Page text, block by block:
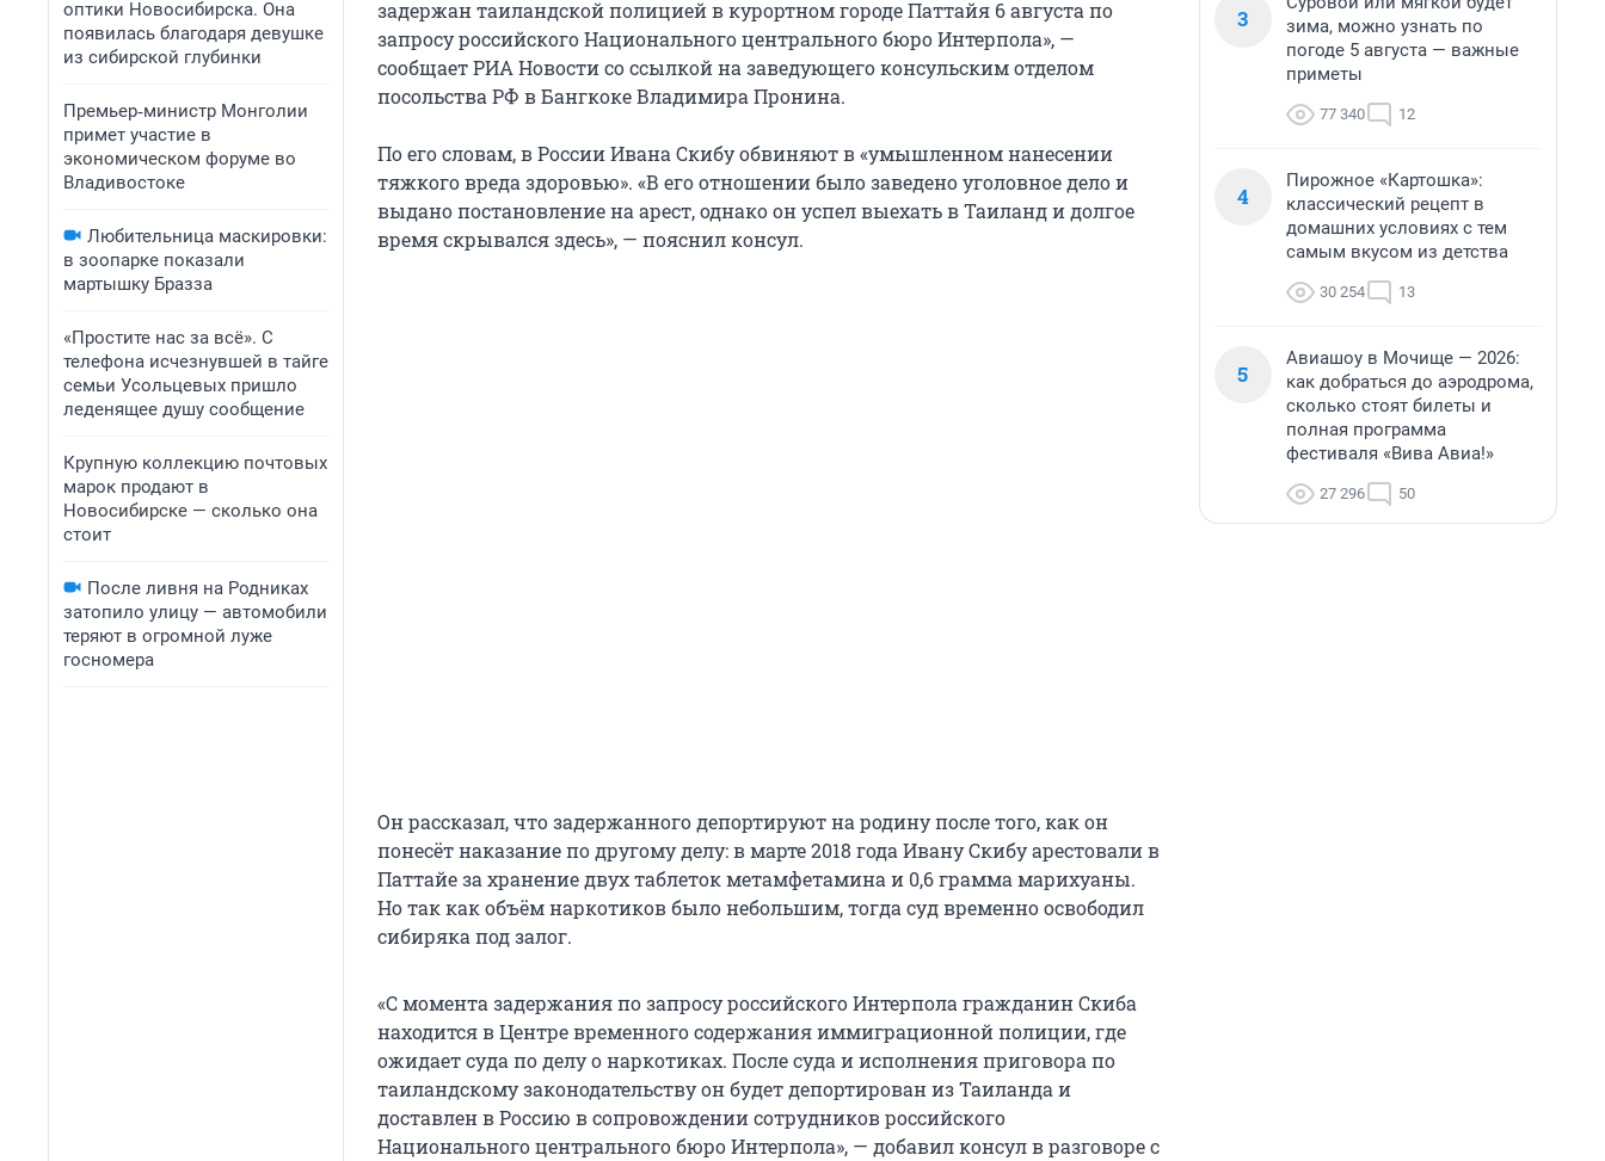
оптики Новосибирска. Она
появилась благодаря девушке
из сибирской глубинки
Премьер‑министр Монголии
примет участие в
экономическом форуме во
Владивостоке
Любительница маскировки:
в зоопарке показали
мартышку Бразза
«Простите нас за всё». С
телефона исчезнувшей в тайге
семьи Усольцевых пришло
леденящее душу сообщение
Крупную коллекцию почтовых
марок продают в
Новосибирске — сколько она
стоит
После ливня на Родниках
затопило улицу — автомобили
теряют в огромной луже
госномера
задержан таиландской полицией в курортном городе Паттайя 6 августа по
запросу российского Национального центрального бюро Интерпола», —
сообщает РИА Новости со ссылкой на заведующего консульским отделом
посольства РФ в Бангкоке Владимира Пронина.
По его словам, в России Ивана Скибу обвиняют в «умышленном нанесении
тяжкого вреда здоровью». «В его отношении было заведено уголовное дело и
выдано постановление на арест, однако он успел выехать в Таиланд и долгое
время скрывался здесь», — пояснил консул.
Он рассказал, что задержанного депортируют на родину после того, как он
понесёт наказание по другому делу: в марте 2018 года Ивану Скибу арестовали в
Паттайе за хранение двух таблеток метамфетамина и 0,6 грамма марихуаны.
Но так как объём наркотиков было небольшим, тогда суд временно освободил
сибиряка под залог.
«С момента задержания по запросу российского Интерпола гражданин Скиба
находится в Центре временного содержания иммиграционной полиции, где
ожидает суда по делу о наркотиках. После суда и исполнения приговора по
таиландскому законодательству он будет депортирован из Таиланда и
доставлен в Россию в сопровождении сотрудников российского
Национального центрального бюро Интерпола», — добавил консул в разговоре с
3
зима, можно узнать по
погоде 5 августа — важные
приметы
77 340 12
4
Пирожное «Картошка»:
классический рецепт в
домашних условиях с тем
самым вкусом из детства
30 254 13
5
Авиашоу в Мочище — 2026:
как добраться до аэродрома,
сколько стоят билеты и
полная программа
фестиваля «Вива Авиа!»
27 296 50